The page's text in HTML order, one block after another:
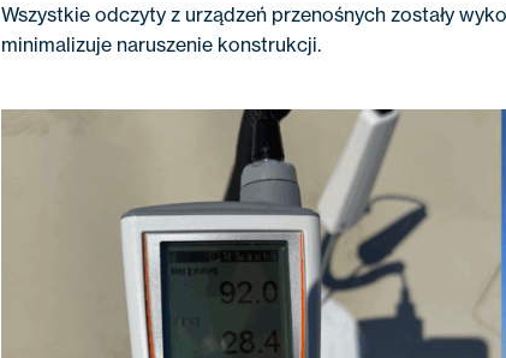
Wszystkie odczyty z urządzeń przenośnych zostały
minimalizuje naruszenie konstrukcji.